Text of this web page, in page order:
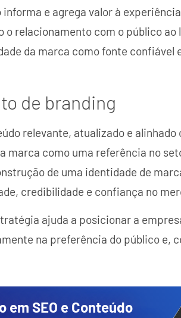
e agrega valor à
o relacionamento com o público
da marca como fonte confiável
de branding
relevante, atualizado e alinhado
marca como uma referência no
de uma identidade de
credibilidade e confiança no
ajuda a posicionar a
na preferência do público e,
em SEO e Conteúdo